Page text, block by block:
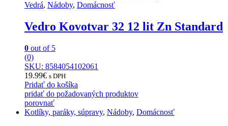
Vedrá, Nádoby, Domácnosť
Vedro Kovotvar 32 12 lit Zn Standard
0 out of 5
(0)
SKU: 8584054102061
19.99€ s DPH
Pridať do košíka
pridať do požadovaných produktov
porovnať
Kotlíky, paráky, súpravy, Nádoby, Domácnosť